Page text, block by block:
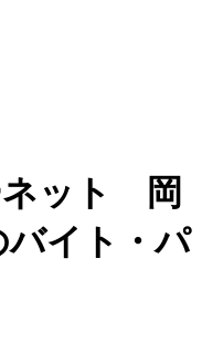
ネット 岡
バイト・パ